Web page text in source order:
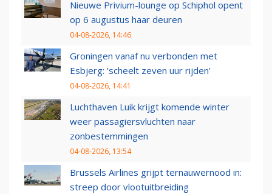
Nieuwe Privium-lounge op Schiphol opent
op 6 augustus haar deuren
04-08-2026, 14:46
Groningen vanaf nu verbonden met
Esbjerg: 'scheelt zeven uur rijden'
04-08-2026, 14:41
Luchthaven Luik krijgt komende winter
weer passagiersvluchten naar
zonbestemmingen
04-08-2026, 13:54
Brussels Airlines grijpt ternauwernood in:
streep door vlootuitbreiding